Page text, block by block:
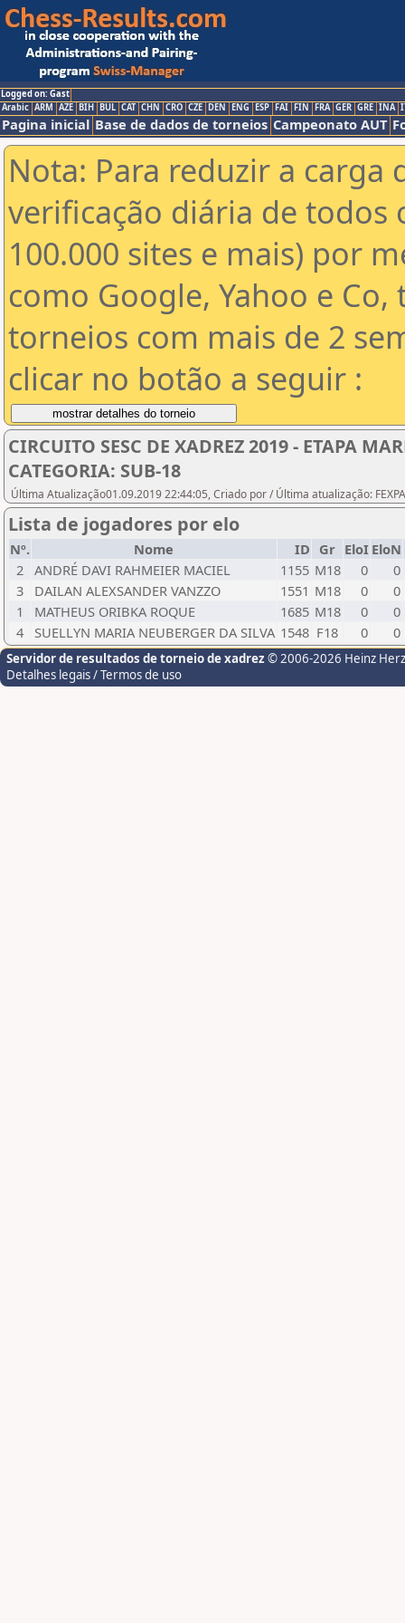
Logged on: Gast
Arabic ARM AZE BIH BUL CAT CHN CRO CZE DEN ENG ESP FAI FIN FRA GER GRE INA
Pagina inicial Base de dados de torneios Campeonato AUT
Nota: Para reduzir a carga
verificação diária de todos
100.000 sites e mais) por
como Google, Yahoo e
torneios com mais de 2
clicar no botão a seguir :
CIRCUITO SESC DE XADREZ 2019 - ETAPA
CATEGORIA: SUB-18
Última Atualização01.09.2019 22:44:05, Criado por / Última atualização:
Lista de jogadores por elo
Nº. Nome ID Gr EloI EloN
2 ANDRÉ DAVI RAHMEIER MACIEL 1155 M18 0
0
3
DAILAN ALEXSANDER VANZZO 1551 M18 0
0
1
MATHEUS ORIBKA ROQUE 1685 M18 0
0
4
SUELLYN MARIA NEUBERGER DA SILVA 1548 F18 0 0
Servidor de resultados de torneio de xadrez © 2006-2026 Heinz
Detalhes legais / Termos de uso